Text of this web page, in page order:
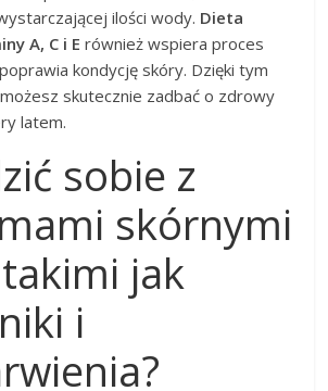
ilości wody. Dieta
A, C i E również wspiera proces
kondycję skóry. Dzięki tym
skutecznie zadbać o zdrowy
latem.
sobie z
skórnymi
jak
i